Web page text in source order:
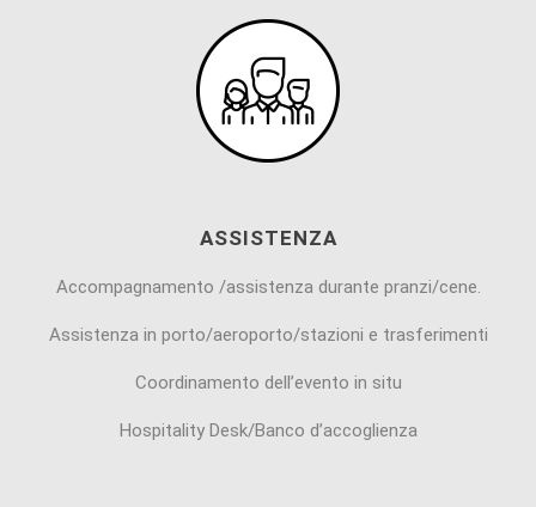
ASSISTENZA
Accompagnamento /assistenza durante pranzi/cene.
Assistenza in porto/aeroporto/stazioni e trasferimenti
Coordinamento dell’evento in situ
Hospitality Desk/Banco d’accoglienza